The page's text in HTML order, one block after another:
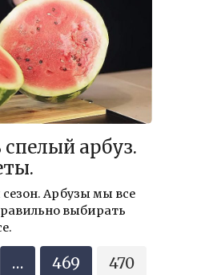
арбуз.
Арбузы мы все
выбирать
… 469 470